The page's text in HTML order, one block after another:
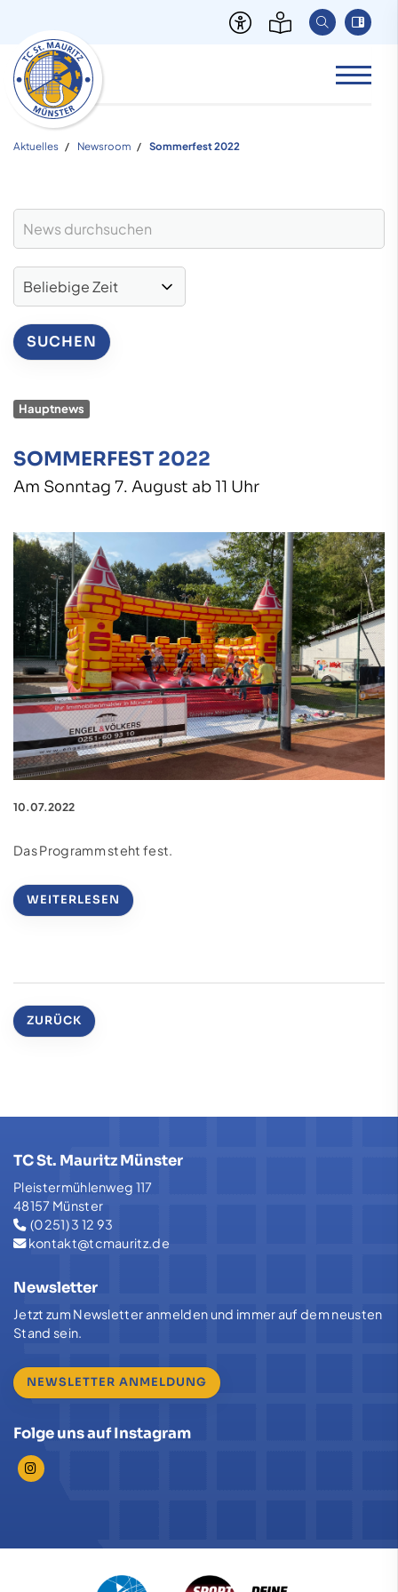
Aktuelles Newsroom Sommerfest 2022
Hauptnews
SOMMERFEST 2022
Am Sonntag 7. August ab 11 Uhr
10.07.2022
Das Programm steht fest.
WEITERLESEN
ZURÜCK
TC St. Mauritz Münster
Pleistermühlenweg 117
48157 Münster
(0251) 3 12 93
kontakt@tcmauritz.de
Newsletter
Jetzt zum Newsletter anmelden und immer auf dem neusten
Stand sein.
NEWSLETTER ANMELDUNG
Folge uns auf Instagram